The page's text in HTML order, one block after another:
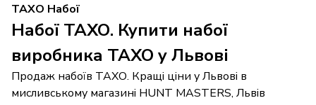
ТАХО Набої
Набої ТАХО. Купити набої
виробника ТАХО у Львові
Продаж набоїв ТАХО. Кращі ціни у Львові в
мисливському магазині HUNT MASTERS, Львів